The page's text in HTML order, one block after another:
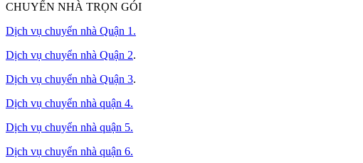
CHUYỂN NHÀ TRỌN GÓI
Dịch vụ chuyển nhà Quận 1.
Dịch vụ chuyển nhà Quận 2.
Dịch vụ chuyển nhà Quận 3.
Dịch vụ chuyển nhà quận 4.
Dịch vụ chuyển nhà quận 5.
Dịch vụ chuyển nhà quận 6.